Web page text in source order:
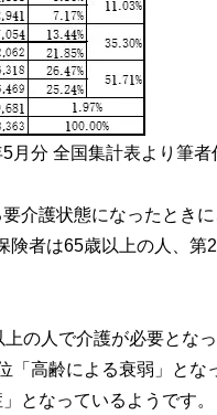
月分 全国集計表より筆者
介護状態になったとき
者は65歳以上の人、第
の人で介護が必要とな
高齢による衰弱」とな
となっているようです。